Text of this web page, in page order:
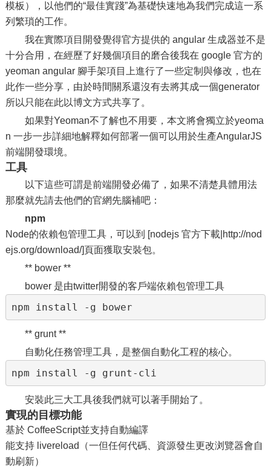
模板），以他們的“最佳實踐”為基礎快速地為我們完成這一系
列繁瑣的工作。
我在實際項目開發覺得官方提供的 angular 生成器並不是
十分合用，在經歷了好幾個項目的磨合後我在 google 官方的
yeoman angular 腳手架項目上進行了一些定制與修改，也在
此作一些分享，由於時間關系還沒有去將其成一個generator
所以只能在此以博文方式共享了。
如果對Yeoman不了解也不用要，本文將會獨立於yeoma
n 一步一步詳細地解釋如何部署一個可以用於生產AngularJS
前端開發環境。
工具
以下這些可謂是前端開發必備了，如果不清楚具體用法
那麼就先請去他們的官網先腦補吧：
npm
Node的依賴包管理工具，可以到 [nodejs 官方下載|http://nod
ejs.org/download/]頁面獲取安裝包。
** bower **
bower 是由twitter開發的客戶端依賴包管理工具
npm install -g bower
** grunt **
自動化任務管理工具，是整個自動化工程的核心。
npm install -g grunt-cli
安裝此三大工具後我們就可以著手開始了。
實現的目標功能
基於 CoffeeScript並支持自動編譯
能支持 livereload（一但任何代碼、資源發生更改浏覽器會自
動刷新）